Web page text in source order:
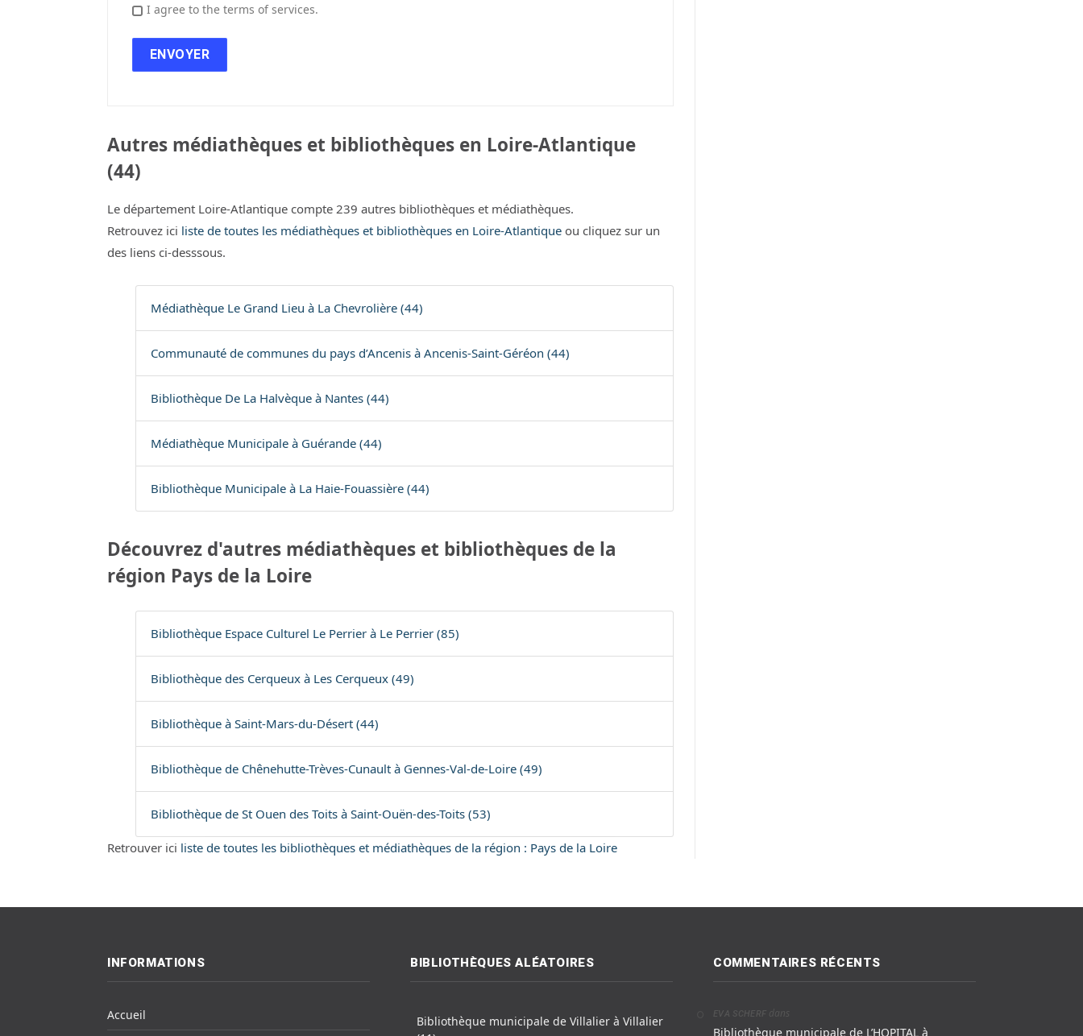
I agree to the terms of services.
Autres médiathèques et bibliothèques en Loire-Atlantique
(44)
Le département Loire-Atlantique compte 239 autres bibliothèques et médiathèques.
Retrouvez ici liste de toutes les médiathèques et bibliothèques en Loire-Atlantique ou cliquez sur un
des liens ci-desssous.
Médiathèque Le Grand Lieu à La Chevrolière (44)
Communauté de communes du pays d’Ancenis à Ancenis-Saint-Géréon (44)
Bibliothèque De La Halvèque à Nantes (44)
Médiathèque Municipale à Guérande (44)
Bibliothèque Municipale à La Haie-Fouassière (44)
Découvrez d'autres médiathèques et bibliothèques de la
région Pays de la Loire
Bibliothèque Espace Culturel Le Perrier à Le Perrier (85)
Bibliothèque des Cerqueux à Les Cerqueux (49)
Bibliothèque à Saint-Mars-du-Désert (44)
Bibliothèque de Chênehutte-Trèves-Cunault à Gennes-Val-de-Loire (49)
Bibliothèque de St Ouen des Toits à Saint-Ouën-des-Toits (53)
Retrouver ici liste de toutes les bibliothèques et médiathèques de la région : Pays de la Loire
INFORMATIONS
Accueil
BIBLIOTHÈQUES ALÉATOIRES
Bibliothèque municipale de Villalier à Villalier
COMMENTAIRES RÉCENTS
EVA SCHERF dans
Bibliothèque municipale de L’HOPITAL à